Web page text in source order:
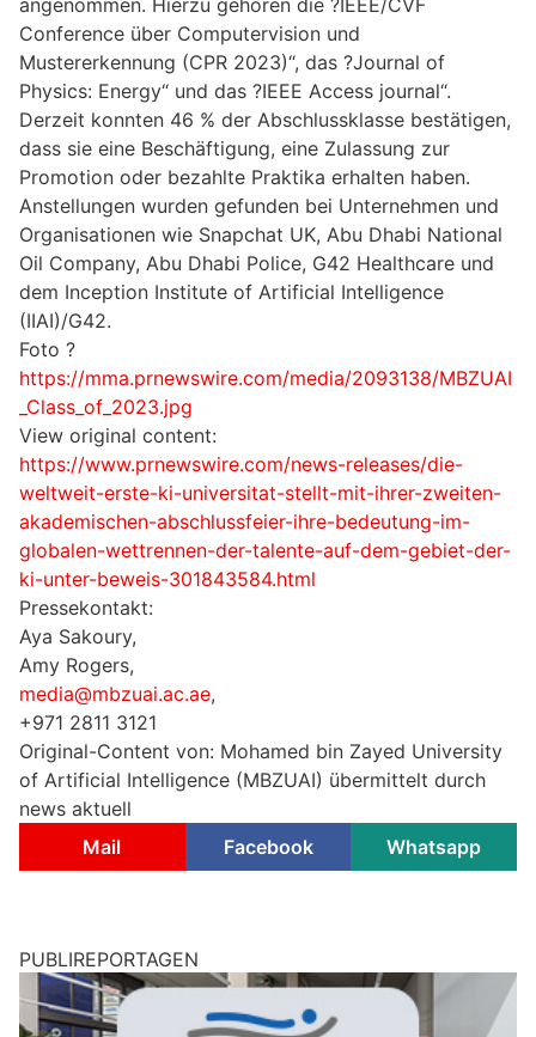
angenommen. Hierzu gehören die ?IEEE/CVF
Conference über Computervision und
Mustererkennung (CPR 2023)“, das ?Journal of
Physics: Energy“ und das ?IEEE Access journal“.
Derzeit konnten 46 % der Abschlussklasse bestätigen,
dass sie eine Beschäftigung, eine Zulassung zur
Promotion oder bezahlte Praktika erhalten haben.
Anstellungen wurden gefunden bei Unternehmen und
Organisationen wie Snapchat UK, Abu Dhabi National
Oil Company, Abu Dhabi Police, G42 Healthcare und
dem Inception Institute of Artificial Intelligence
(IIAI)/G42.
Foto ?
https://mma.prnewswire.com/media/2093138/MBZUAI
_Class_of_2023.jpg
View original content:
https://www.prnewswire.com/news-releases/die-
weltweit-erste-ki-universitat-stellt-mit-ihrer-zweiten-
akademischen-abschlussfeier-ihre-bedeutung-im-
globalen-wettrennen-der-talente-auf-dem-gebiet-der-
ki-unter-beweis-301843584.html
Pressekontakt:
Aya Sakoury,
Amy Rogers,
media@mbzuai.ac.ae,
+971 2811 3121
Original-Content von: Mohamed bin Zayed University
of Artificial Intelligence (MBZUAI) übermittelt durch
news aktuell
Mail
Facebook Whatsapp
PUBLIREPORTAGEN